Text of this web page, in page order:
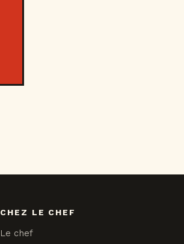
CHEZ LE CHEF
Le chef